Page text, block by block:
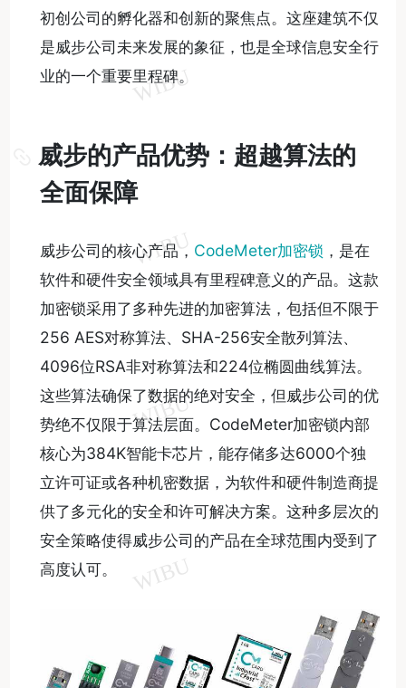
初创公司的孵化器和创新的聚焦点。这座建筑不仅
是威步公司未来发展的象征，也是全球信息安全行
业的一个重要里程碑。
威步的产品优势：超越算法的
全面保障
威步公司的核心产品， CodeMeter加密锁 ，是在
软件和硬件安全领域具有里程碑意义的产品。这款
加密锁采用了多种先进的加密算法，包括但不限于
256 AES对称算法、SHA-256安全散列算法、
4096位RSA非对称算法和224位椭圆曲线算法。
这些算法确保了数据的绝对安全，但威步公司的优
势绝不仅限于算法层面。CodeMeter加密锁内部
核心为384K智能卡芯片，能存储多达6000个独
立许可证或各种机密数据，为软件和硬件制造商提
供了多元化的安全和许可解决方案。这种多层次的
安全策略使得威步公司的产品在全球范围内受到了
高度认可。